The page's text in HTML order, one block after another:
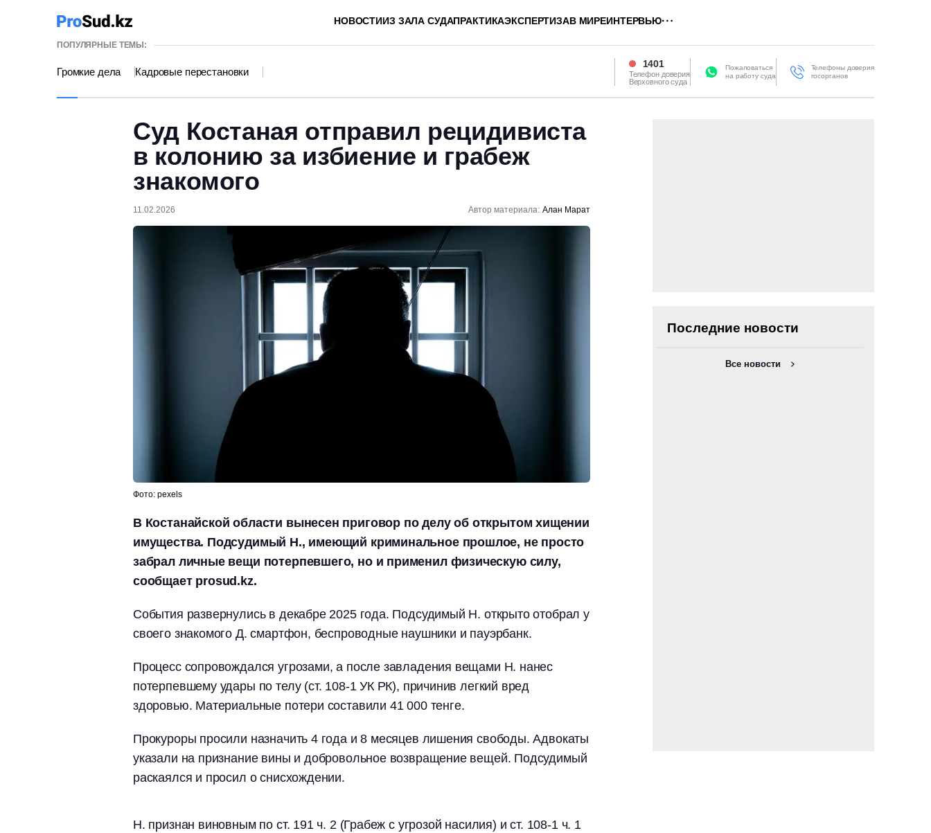
НОВОСТИИЗ ЗАЛА СУДАПРАКТИКАЭКСПЕРТИЗАВ МИРЕИНТЕРВЬЮ
ПОПУЛЯРНЫЕ ТЕМЫ:
Громкие дела Кадровые перестановки
1401
Телефон доверия
Верховного суда
Пожаловаться
на работу суда
Телефоны доверия
госорганов
Суд Костаная отправил рецидивиста
в колонию за избиение и грабеж
знакомого
11.02.2026 Автор материала: Алан Марат
Фото: pexels
В Костанайской области вынесен приговор по делу об открытом хищении
имущества. Подсудимый Н., имеющий криминальное прошлое, не просто
забрал личные вещи потерпевшего, но и применил физическую силу,
сообщает prosud.kz.
События развернулись в декабре 2025 года. Подсудимый Н. открыто отобрал у
своего знакомого Д. смартфон, беспроводные наушники и пауэрбанк.
Процесс сопровождался угрозами, а после завладения вещами Н. нанес
потерпевшему удары по телу (ст. 108-1 УК РК), причинив легкий вред
здоровью. Материальные потери составили 41 000 тенге.
Прокуроры просили назначить 4 года и 8 месяцев лишения свободы. Адвокаты
указали на признание вины и добровольное возвращение вещей. Подсудимый
раскаялся и просил о снисхождении.
Н. признан виновным по ст. 191 ч. 2 (Грабеж с угрозой насилия) и ст. 108-1 ч. 1
Последние новости
Все новости